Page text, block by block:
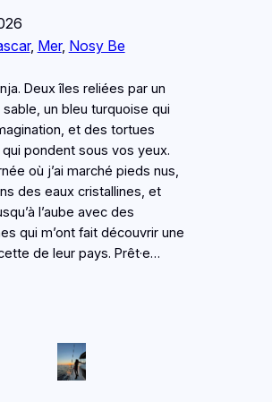
, Mer, Nosy Be
Deux îles reliées par un
un bleu turquoise qui
et des tortues
pondent sous vos yeux.
où j’ai marché pieds nus,
des eaux cristallines, et
l’aube avec des
qui m’ont fait découvrir une
de leur pays. Prêt·e…